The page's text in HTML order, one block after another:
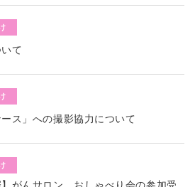
て
ス」への撮影協力について